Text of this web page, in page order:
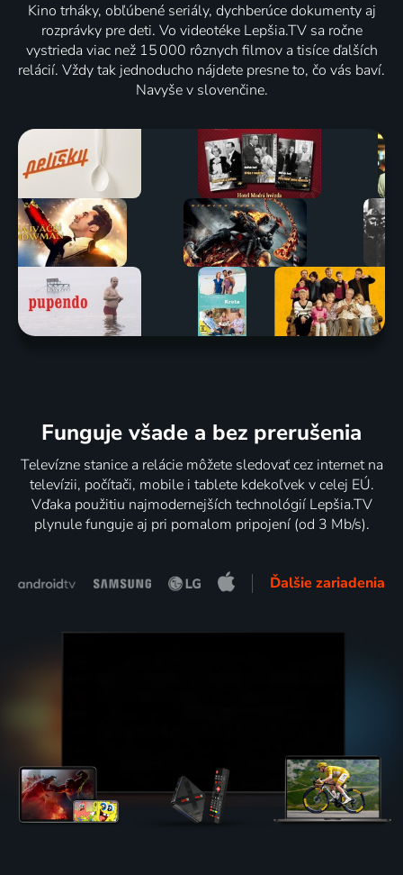
Kino trháky, obľúbené seriály, dychberúce dokumenty aj
rozprávky pre deti. Vo videotéke Lepšia.TV sa ročne
vystrieda viac než 15 000 rôznych filmov a tisíce ďalších
relácií. Vždy tak jednoducho nájdete presne to, čo vás baví.
Navyše v slovenčine.
Funguje všade a bez prerušenia
Televízne stanice a relácie môžete sledovať cez internet na
televízii, počítači, mobile i tablete kdekoľvek v celej EÚ.
Vďaka použitiu najmodernejších technológií Lepšia.TV
plynule funguje aj pri pomalom pripojení (od 3 Mb/s).
Ďalšie zariadenia